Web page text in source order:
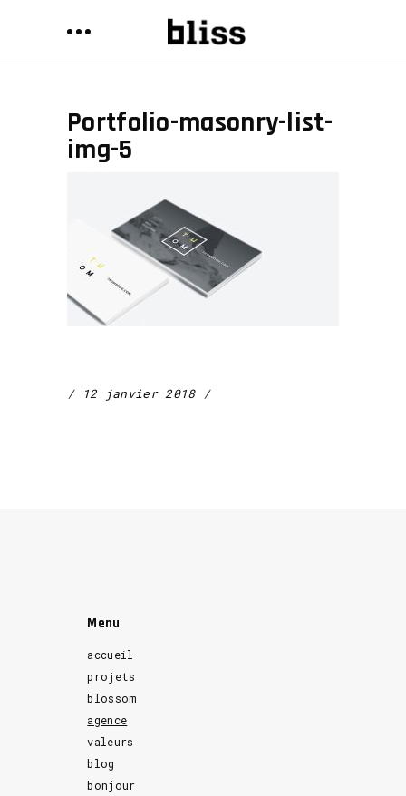
Portfolio-masonry-list-
img-5
12 janvier 2018
Menu
accueil
projets
blossom
agence
valeurs
blog
bonjour